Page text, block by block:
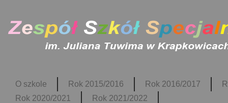
O szkole Rok 2015/2016 Rok 2016/2017
Rok 2020/2021
Rok 2021/2022